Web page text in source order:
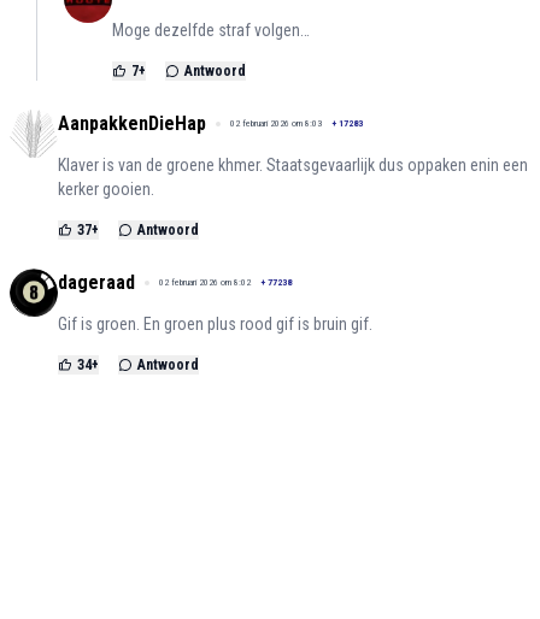
Moge dezelfde straf volgen…
7+ Antwoord
AanpakkenDieHap 02 februari 2026 om 8:03 + 17283
Klaver is van de groene khmer. Staatsgevaarlijk dus oppaken enin een
kerker gooien.
37+ Antwoord
dageraad 02 februari 2026 om 8:02 + 77238
Gif is groen. En groen plus rood gif is bruin gif.
34+ Antwoord